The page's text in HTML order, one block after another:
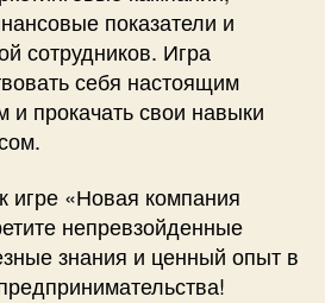
показатели и
сотрудников. Игра
себя настоящим
и прокачать свои навыки
игре «Новая компания
непревзойденные
знания и ценный опыт в